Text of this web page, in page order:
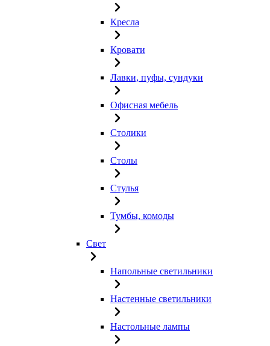
Кресла
Кровати
Лавки, пуфы, сундуки
Офисная мебель
Столики
Столы
Стулья
Тумбы, комоды
Свет
Напольные светильники
Настенные светильники
Настольные лампы